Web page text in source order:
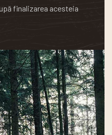
finalizarea acesteia